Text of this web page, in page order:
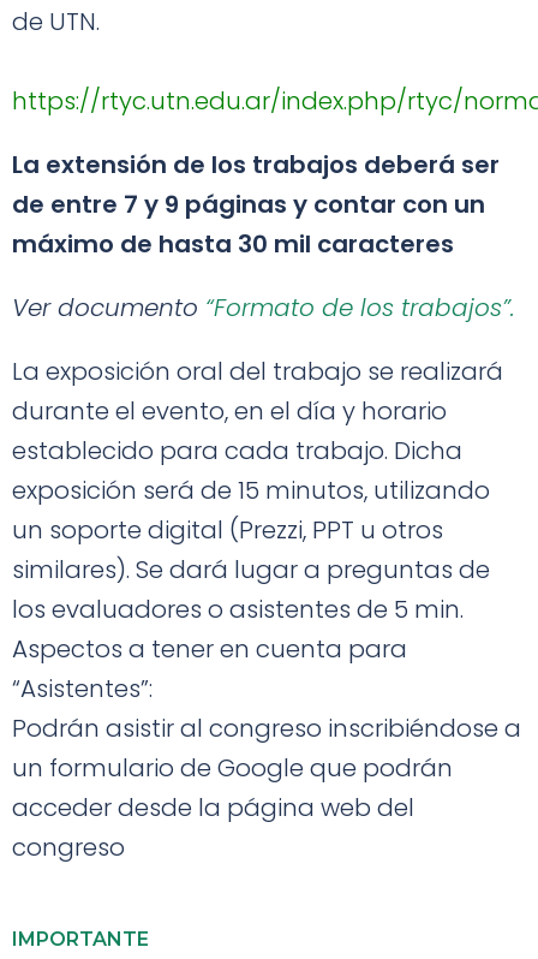
de UTN.
https://rtyc.utn.edu.ar/index.php/rtyc/
La extensión de los trabajos deberá ser
de entre 7 y 9 páginas y contar con un
máximo de hasta 30 mil caracteres
Ver documento “Formato de los trabajos”.
La exposición oral del trabajo se realizará
durante el evento, en el día y horario
establecido para cada trabajo. Dicha
exposición será de 15 minutos, utilizando
un soporte digital (Prezzi, PPT u otros
similares). Se dará lugar a preguntas de
los evaluadores o asistentes de 5 min.
Aspectos a tener en cuenta para
“Asistentes”:
Podrán asistir al congreso inscribiéndose a
un formulario de Google que podrán
acceder desde la página web del
congreso
IMPORTANTE